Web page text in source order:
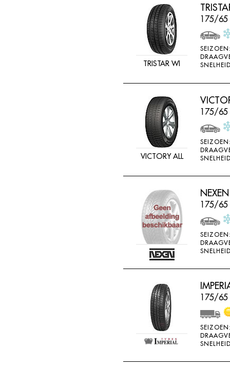
TRISTAR WI
175/65
VICTORY ALL
175/65
175/65
175/65